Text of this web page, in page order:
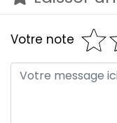
Votre note